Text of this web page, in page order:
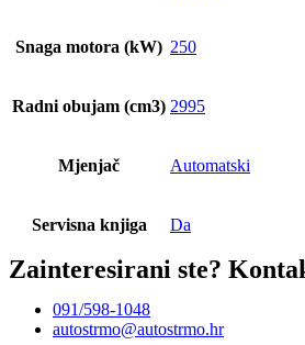
Snaga motora (kW) 250
Radni obujam (cm3) 2995
Mjenjač Automatski
Servisna knjiga Da
Zainteresirani ste?
091/598-1048
autostrmo@autostrmo.hr